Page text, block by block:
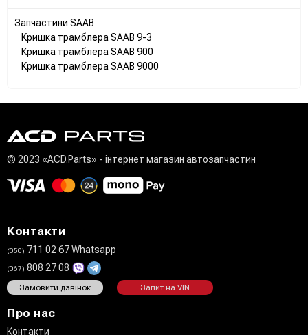
1212142
1212143
VOLVO:
Peugeot/Citroen:
594127
RENAULT:
7702038122
Запчастини SAAB
Кришка трамблера SAAB 9-3
Кришка трамблера SAAB 900
Кришка трамблера SAAB 9000
© 2023 «ACD.Parts» - інтернет магазин автозапчастин
Контакти
(050) 711 02 67 Whatsapp
(067) 808 27 08
Замовити дзвінок Запит на VIN
Про нас
Контакти